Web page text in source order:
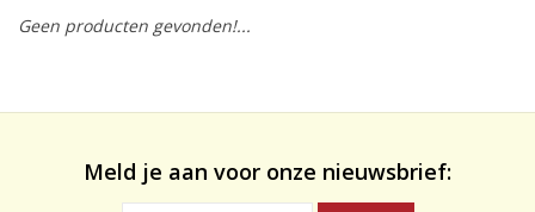
Gedistilleerd &
Geen producten gevonden!...
Meld je aan voor onze nieuwsbrief: